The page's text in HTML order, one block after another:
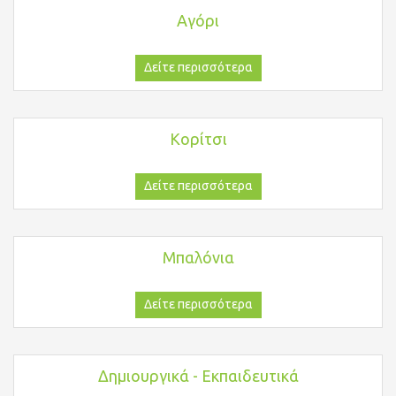
Αγόρι
Δείτε περισσότερα
Κορίτσι
Δείτε περισσότερα
Μπαλόνια
Δείτε περισσότερα
Δημιουργικά - Εκπαιδευτικά